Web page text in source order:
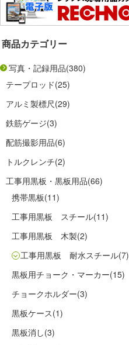
商品カテゴリー
写真・記録用品(380)
テープロッド(25)
アルミ製標尺(29)
鉄筋ゲージ(3)
配筋撮影用品(6)
トルクレンチ(2)
工事用黒板・黒板用品(66)
携帯黒板(11)
工事用黒板 スチール(11)
工事用黒板 木製(2)
工事用黒板 耐水スチール(7)
黒板用チョーク・マーカー(15)
チョークホルダー(3)
黒板ケース(1)
黒板消し(3)